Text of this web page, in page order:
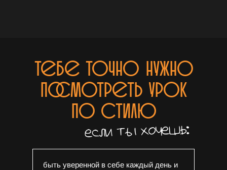
Тебе точно нужно
посмотреть урок
по стилю
быть уверенной в себе каждый день и